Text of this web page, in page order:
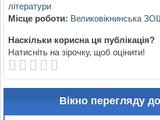
літератури
Місце роботи: Великовікнинська ЗОШ
Наскільки корисна ця публікація?
Натисніть на зірочку, щоб оцінити!
Вікно перегляду